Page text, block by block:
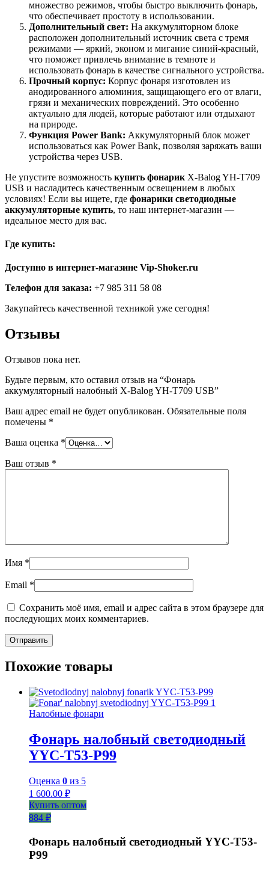
множество режимов, чтобы быстро выключить фонарь,
что обеспечивает простоту в использовании.
Дополнительный свет: На аккумуляторном блоке
расположен дополнительный источник света с тремя
режимами — яркий, эконом и мигание синий-красный,
что поможет привлечь внимание в темноте и
использовать фонарь в качестве сигнального устройства.
Прочный корпус: Корпус фонаря изготовлен из
анодированного алюминия, защищающего его от влаги,
грязи и механических повреждений. Это особенно
актуально для людей, которые работают или отдыхают
на природе.
Функция Power Bank: Аккумуляторный блок может
использоваться как Power Bank, позволяя заряжать ваши
устройства через USB.
Не упустите возможность купить фонарик X-Balog YH-T709
USB и насладитесь качественным освещением в любых
условиях! Если вы ищете, где фонарики светодиодные
аккумуляторные купить, то наш интернет-магазин —
идеальное место для вас.
Где купить:
Доступно в интернет-магазине Vip-Shoker.ru
Телефон для заказа: +7 985 311 58 08
Закупайтесь качественной техникой уже сегодня!
Отзывы
Отзывов пока нет.
Будьте первым, кто оставил отзыв на “Фонарь
аккумуляторный налобный X-Balog YH-T709 USB”
Ваш адрес email не будет опубликован. Обязательные поля
помечены *
Ваша оценка *
Ваш отзыв *
Имя *
Email *
Сохранить моё имя, email и адрес сайта в этом браузере для
последующих моих комментариев.
Похожие товары
Налобные фонари
Фонарь налобный светодиодный
YYC-T53-P99
Оценка 0 из 5
1 600.00 ₽
Купить оптом
884 ₽
Фонарь налобный светодиодный YYC-T53-
P99